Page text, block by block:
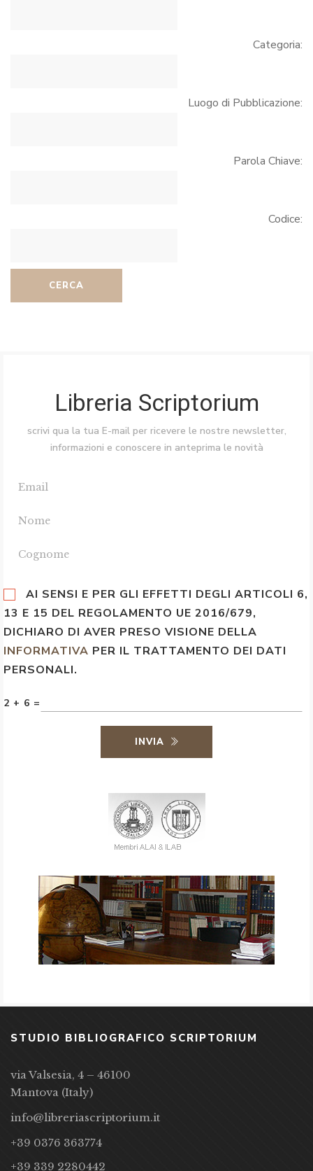
Categoria:
Luogo di Pubblicazione:
Parola Chiave:
Codice:
CERCA
Libreria Scriptorium
scrivi qua la tua E-mail per ricevere le nostre newsletter,
informazioni e conoscere in anteprima le novità
AI SENSI E PER GLI EFFETTI DEGLI ARTICOLI 6,
13 E 15 DEL REGOLAMENTO UE 2016/679,
DICHIARO DI AVER PRESO VISIONE DELLA
INFORMATIVA PER IL TRATTAMENTO DEI DATI
PERSONALI.
2 + 6 =
INVIA
STUDIO BIBLIOGRAFICO SCRIPTORIUM
via Valsesia, 4 – 46100
Mantova (Italy)
info@libreriascriptorium.it
+39 0376 363774
+39 339 2280442